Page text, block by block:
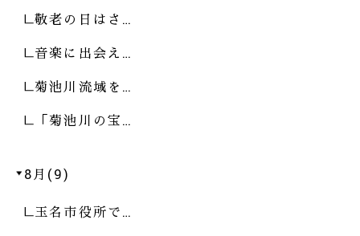
敬老の日はさ…
音楽に出会え…
菊池川流域を…
「菊池川の宝…
8月(9)
玉名市役所で…